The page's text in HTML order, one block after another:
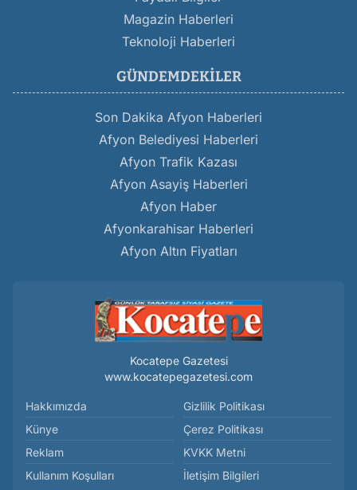
Magazin Haberleri
Teknoloji Haberleri
GÜNDEMDEKILER
Son Dakika Afyon Haberleri
Afyon Belediyesi Haberleri
Afyon Trafik Kazası
Afyon Asayiş Haberleri
Afyon Haber
Afyonkarahisar Haberleri
Afyon Altın Fiyatları
Kocatepe Gazetesi
www.kocatepegazetesi.com
Hakkımızda
Künye
Reklam
Kullanım Koşulları
Gizlilik Politikası
Çerez Politikası
KVKK Metni
İletişim Bilgileri